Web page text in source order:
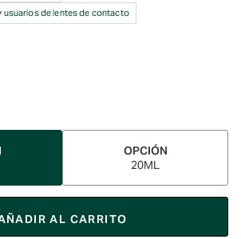
usuarios de lentes de contacto
OPCIÓN
20ML
AL CARRITO